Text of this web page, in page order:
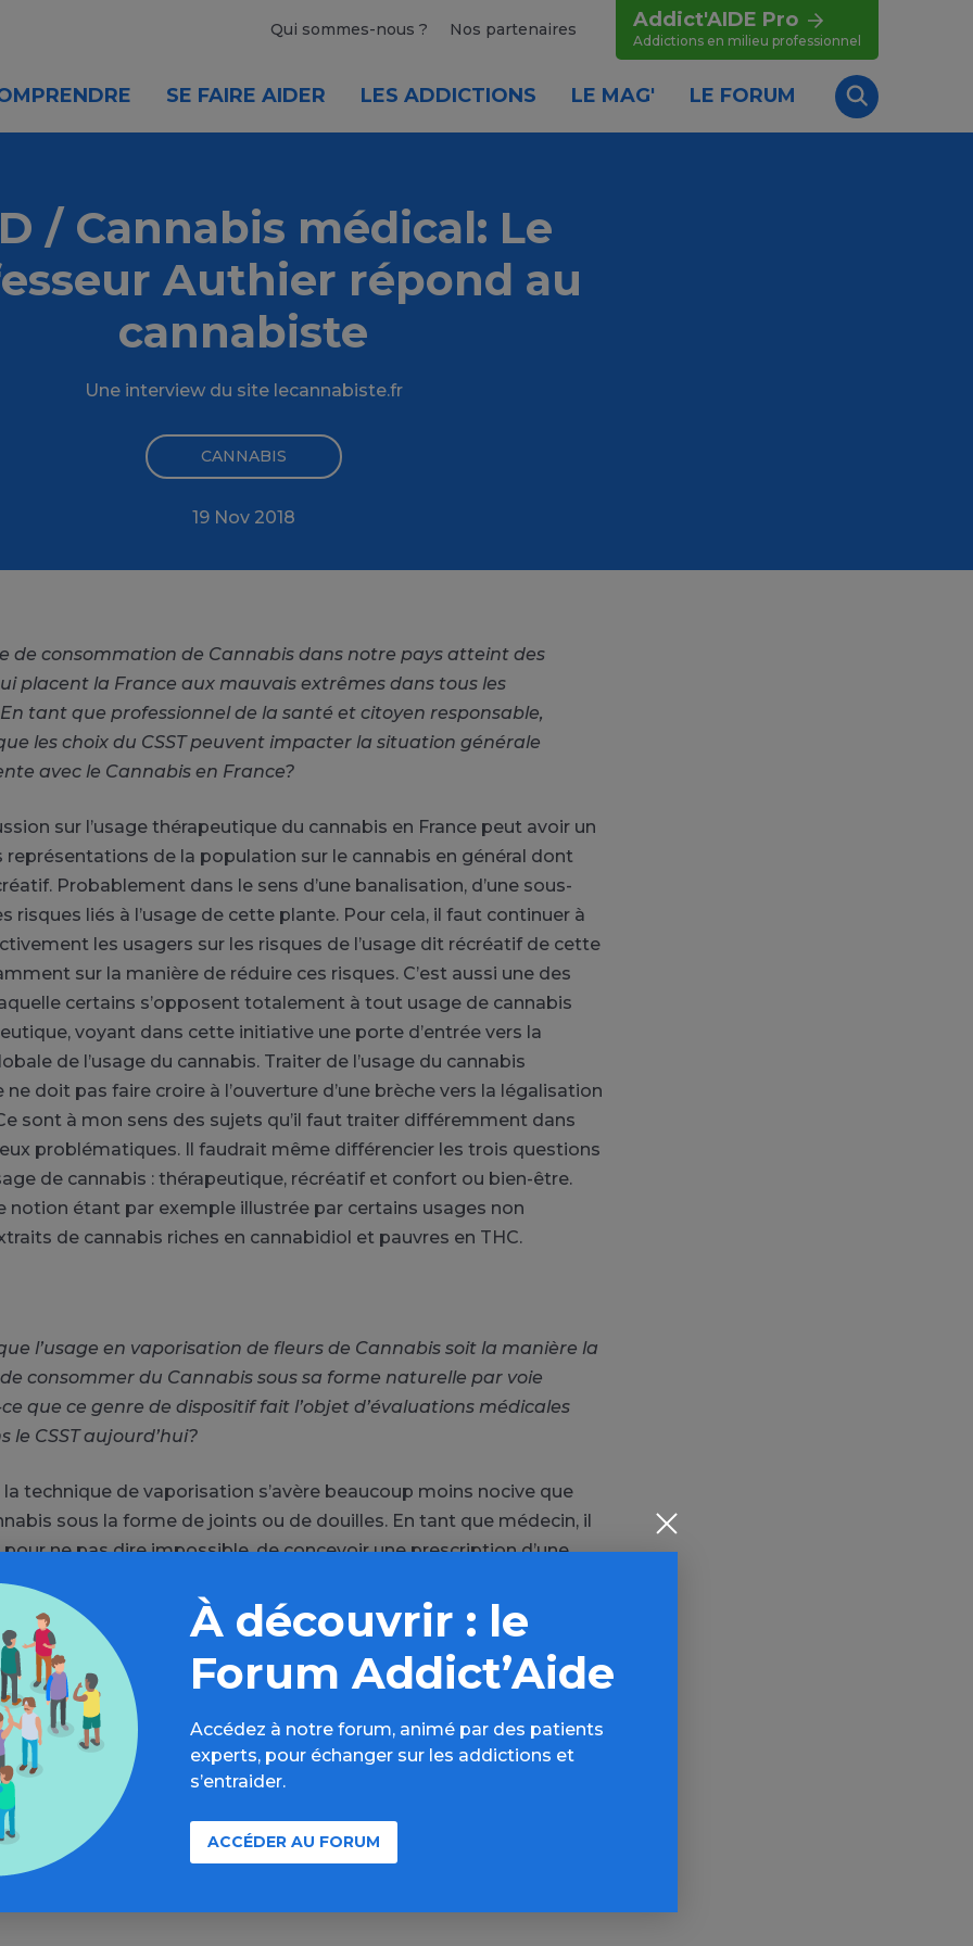
Qui sommes-nous ? Nos partenaires Addict'AIDE Pro
Addictions en milieu professionnel
SE FAIRE AIDER LES ADDICTIONS LE MAG' LE FORUM
Recherche
/ Cannabis médical: Le
Authier répond au
cannabiste
Une interview du site lecannabiste.fr
CANNABIS
19 Nov 2018
de consommation de Cannabis dans notre pays atteint des
placent la France aux mauvais extrêmes dans tous les
En tant que professionnel de la santé et citoyen responsable,
les choix du CSST peuvent impacter la situation générale
avec le Cannabis en France?
sur l’usage thérapeutique du cannabis en France peut avoir un
représentations de la population sur le cannabis en général dont
Probablement dans le sens d’une banalisation, d’une sous-
risques liés à l’usage de cette plante. Pour cela, il faut continuer à
les usagers sur les risques de l’usage dit récréatif de cette
sur la manière de réduire ces risques. C’est aussi une des
certains s’opposent totalement à tout usage de cannabis
voyant dans cette initiative une porte d’entrée vers la
de l’usage du cannabis. Traiter de l’usage du cannabis
doit pas faire croire à l’ouverture d’une brèche vers la légalisation
sont à mon sens des sujets qu’il faut traiter différemment dans
problématiques. Il faudrait même différencier les trois questions
de cannabis : thérapeutique, récréatif et confort ou bien-être.
notion étant par exemple illustrée par certains usages non
de cannabis riches en cannabidiol et pauvres en THC.
l’usage en vaporisation de fleurs de Cannabis soit la manière la
consommer du Cannabis sous sa forme naturelle par voie
que ce genre de dispositif fait l’objet d’évaluations médicales
le CSST aujourd’hui?
technique de vaporisation s’avère beaucoup moins nocive que
sous la forme de joints ou de douilles. En tant que médecin, il
pour ne pas dire impossible, de concevoir une prescription d’une
thérapeutique sous forme de cigarette (joint) à fumer du fait
à la combustion. La voie inhalée est surtout la voie de prédilection
très rapide et un passage au cerveau en quelques secondes
voie intraveineuse). Néanmoins cela ne permet pas toujours de
quantité suffisante ce qui oblige ainsi la répétition des prises dans la
cela n’en fait pas forcément une voie d’administration de référence
symptômes permanents d’une maladie chronique pour laquelle
un traitement de fond et en si besoin des traitements
ponctuels à effet rapide. C’est donc dans ce dernier usage que la
de cannabis pourrait avoir toute sa place.
À découvrir : le
Forum Addict’Aide
Accédez à notre forum, animé par des patients
experts, pour échanger sur les addictions et
s’entraider.
ACCÉDER AU FORUM